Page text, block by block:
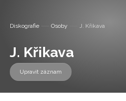
Diskografie Osoby J. Křikava
J. Křikava
Upravit záznam